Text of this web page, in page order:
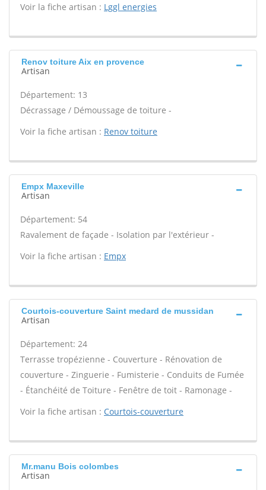
Voir la fiche artisan : Lggl energies
Renov toiture Aix en provence
Artisan
Département: 13
Décrassage / Démoussage de toiture -
Voir la fiche artisan : Renov toiture
Empx Maxeville
Artisan
Département: 54
Ravalement de façade - Isolation par l'extérieur -
Voir la fiche artisan : Empx
Courtois-couverture Saint medard de mussidan
Artisan
Département: 24
Terrasse tropézienne - Couverture - Rénovation de
couverture - Zinguerie - Fumisterie - Conduits de Fumée
- Étanchéité de Toiture - Fenêtre de toit - Ramonage -
Voir la fiche artisan : Courtois-couverture
Mr.manu Bois colombes
Artisan